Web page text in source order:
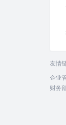
友情
企业
财务